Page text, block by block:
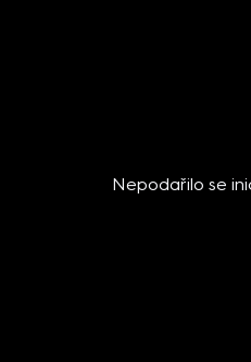
Nepodařilo se